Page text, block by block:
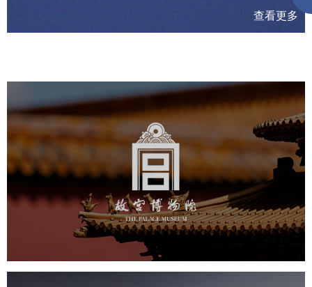
查看更多
故宫博物院
文化艺术 博物馆 智慧博物馆
博物馆网站建设
景区网站建设
文创商城 万能专题 网站代运营